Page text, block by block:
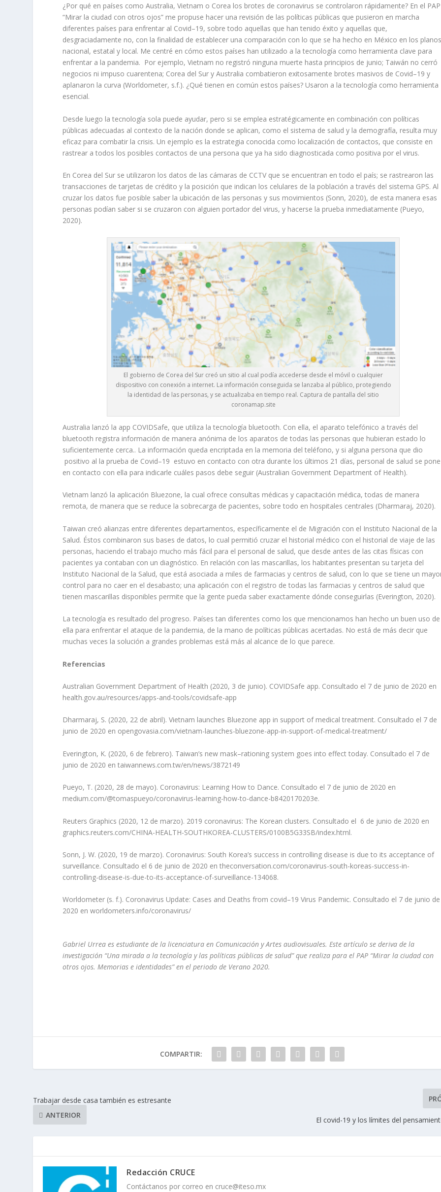
¿Por qué en países como Australia, Vietnam o Corea los brotes de coronavirus se controlaron rápidamente? En el PAP
“Mirar la ciudad con otros ojos” me propuse hacer una revisión de las políticas públicas que pusieron en marcha
diferentes países para enfrentar al Covid–19, sobre todo aquellas que han tenido éxito y aquellas que,
desgraciadamente no, con la finalidad de establecer una comparación con lo que se ha hecho en México en los
nacional, estatal y local. Me centré en cómo estos países han utilizado a la tecnología como herramienta clave para
enfrentar a la pandemia. Por ejemplo, Vietnam no registró ninguna muerte hasta principios de junio; Taiwán no cerró
negocios ni impuso cuarentena; Corea del Sur y Australia combatieron exitosamente brotes masivos de Covid–19 y
aplanaron la curva (Worldometer, s.f.). ¿Qué tienen en común estos países? Usaron a la tecnología como herramienta
esencial.
Desde luego la tecnología sola puede ayudar, pero si se emplea estratégicamente en combinación con políticas
públicas adecuadas al contexto de la nación donde se aplican, como el sistema de salud y la demografía, resulta muy
eficaz para combatir la crisis. Un ejemplo es la estrategia conocida como localización de contactos, que consiste en
rastrear a todos los posibles contactos de una persona que ya ha sido diagnosticada como positiva por el virus.
En Corea del Sur se utilizaron los datos de las cámaras de CCTV que se encuentran en todo el país; se rastrearon las
transacciones de tarjetas de crédito y la posición que indican los celulares de la población a través del sistema GPS. Al
cruzar los datos fue posible saber la ubicación de las personas y sus movimientos (Sonn, 2020), de esta manera esas
personas podían saber si se cruzaron con alguien portador del virus, y hacerse la prueba inmediatamente (Pueyo,
2020).
El gobierno de Corea del Sur creó un sitio al cual podía accederse desde el móvil o cualquier
dispositivo con conexión a internet. La información conseguida se lanzaba al público, protegiendo
la identidad de las personas, y se actualizaba en tiempo real. Captura de pantalla del sitio
coronamap.site
Australia lanzó la app COVIDSafe, que utiliza la tecnología bluetooth. Con ella, el aparato telefónico a través del
bluetooth registra información de manera anónima de los aparatos de todas las personas que hubieran estado lo
suficientemente cerca.. La información queda encriptada en la memoria del teléfono, y si alguna persona que dio
positivo al la prueba de Covid–19 estuvo en contacto con otra durante los últimos 21 días, personal de salud se pone
en contacto con ella para indicarle cuáles pasos debe seguir (Australian Government Department of Health).
Vietnam lanzó la aplicación Bluezone, la cual ofrece consultas médicas y capacitación médica, todas de manera
remota, de manera que se reduce la sobrecarga de pacientes, sobre todo en hospitales centrales (Dharmaraj, 2020).
Taiwan creó alianzas entre diferentes departamentos, específicamente el de Migración con el Instituto Nacional de la
Salud. Éstos combinaron sus bases de datos, lo cual permitió cruzar el historial médico con el historial de viaje de las
personas, haciendo el trabajo mucho más fácil para el personal de salud, que desde antes de las citas físicas con
pacientes ya contaban con un diagnóstico. En relación con las mascarillas, los habitantes presentan su tarjeta del
Instituto Nacional de la Salud, que está asociada a miles de farmacias y centros de salud, con lo que se tiene un
control para no caer en el desabasto; una aplicación con el registro de todas las farmacias y centros de salud que
tienen mascarillas disponibles permite que la gente pueda saber exactamente dónde conseguirlas (Everington, 2020).
La tecnología es resultado del progreso. Países tan diferentes como los que mencionamos han hecho un buen uso de
ella para enfrentar el ataque de la pandemia, de la mano de políticas públicas acertadas. No está de más decir que
muchas veces la solución a grandes problemas está más al alcance de lo que parece.
Referencias
Australian Government Department of Health (2020, 3 de junio). COVIDSafe app. Consultado el 7 de junio de 2020 en
health.gov.au/resources/apps-and-tools/covidsafe-app
Dharmaraj, S. (2020, 22 de abril). Vietnam launches Bluezone app in support of medical treatment. Consultado el 7 de
junio de 2020 en opengovasia.com/vietnam-launches-bluezone-app-in-support-of-medical-treatment/
Everington, K. (2020, 6 de febrero). Taiwan’s new mask–rationing system goes into effect today. Consultado el 7 de
junio de 2020 en taiwannews.com.tw/en/news/3872149
Pueyo, T. (2020, 28 de mayo). Coronavirus: Learning How to Dance. Consultado el 7 de junio de 2020 en
medium.com/@tomaspueyo/coronavirus-learning-how-to-dance-b8420170203e.
Reuters Graphics (2020, 12 de marzo). 2019 coronavirus: The Korean clusters. Consultado el 6 de junio de 2020 en
graphics.reuters.com/CHINA-HEALTH-SOUTHKOREA-CLUSTERS/0100B5G33SB/index.html.
Sonn, J. W. (2020, 19 de marzo). Coronavirus: South Korea’s success in controlling disease is due to its acceptance of
surveillance. Consultado el 6 de junio de 2020 en theconversation.com/coronavirus-south-koreas-success-in-
controlling-disease-is-due-to-its-acceptance-of-surveillance-134068.
Worldometer (s. f.). Coronavirus Update: Cases and Deaths from covid–19 Virus Pandemic. Consultado el 7 de junio de
2020 en worldometers.info/coronavirus/
Gabriel Urrea es estudiante de la licenciatura en Comunicación y Artes audiovisuales. Este artículo se deriva de la
investigación “Una mirada a la tecnología y las políticas públicas de salud” que realiza para el PAP “Mirar la ciudad con
otros ojos. Memorias e identidades” en el periodo de Verano 2020.
COMPARTIR:
Trabajar desde casa también es estresante
ANTERIOR
El covid-19 y los límites del
Redacción CRUCE
Contáctanos por correo en cruce@iteso.mx